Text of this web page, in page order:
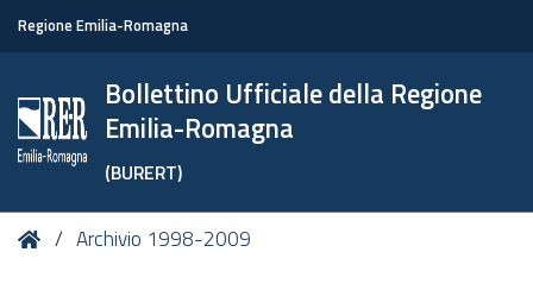
Regione Emilia-Romagna
Bollettino Ufficiale della Regione
Emilia-Romagna
(BURERT)
Tu HomeArchivio 1998-2009